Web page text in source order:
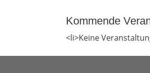
Kommende
<li>Keine